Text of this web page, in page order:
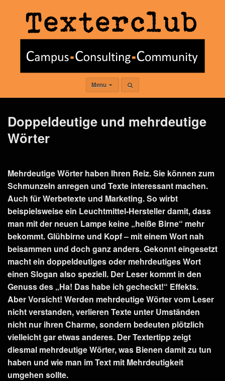
Menu
Doppeldeutige und mehrdeutige
Wörter
Mehrdeutige Wörter haben Ihren Reiz. Sie können zum
Schmunzeln anregen und Texte interessant machen.
Auch für Werbetexte und Marketing. So wirbt
beispielsweise ein Leuchtmittel-Hersteller damit, dass
man mit der neuen Lampe keine „heiße Birne“ mehr
bekommt. Glühbirne und Kopf – mit einem Wort nah
beisammen und doch ganz anders. Gekonnt eingesetzt
macht ein doppeldeutiges oder mehrdeutiges Wort
einen Slogan also speziell. Der Leser kommt in den
Genuss des „Ha! Das habe ich gecheckt!“ Effekts.
Aber Vorsicht! Werden mehrdeutige Wörter vom Leser
nicht verstanden, verlieren Texte unter Umständen
nicht nur ihren Charme, sondern bedeuten plötzlich
vielleicht gar etwas anderes. Der Textertipp zeigt
diesmal mehrdeutige Wörter, was Bienen damit zu tun
haben und wie man im Text mit Mehrdeutigkeit
umgehen sollte.